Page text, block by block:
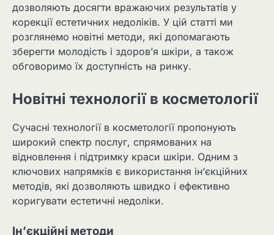
дозволяють досягти вражаючих результатів у
корекції естетичних недоліків. У цій статті ми
розглянемо новітні методи, які допомагають
зберегти молодість і здоров’я шкіри, а також
обговоримо їх доступність на ринку.
Новітні технології в косметології
Сучасні технології в косметології пропонують
широкий спектр послуг, спрямованих на
відновлення і підтримку краси шкіри. Одним з
ключових напрямків є використання ін’єкційних
методів, які дозволяють швидко і ефективно
коригувати естетичні недоліки.
Ін’єкційні методи